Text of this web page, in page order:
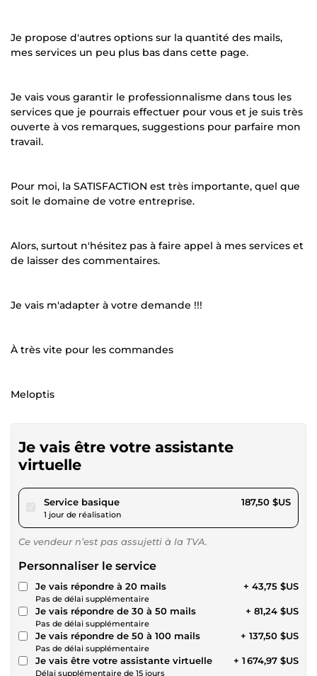
Je propose d'autres options sur la quantité des mails,
mes services un peu plus bas dans cette page.
Je vais vous garantir le professionnalisme dans tous les
services que je pourrais effectuer pour vous et je suis très
ouverte à vos remarques, suggestions pour parfaire mon
travail.
Pour moi, la SATISFACTION est très importante, quel que
soit le domaine de votre entreprise.
Alors, surtout n'hésitez pas à faire appel à mes services et
de laisser des commentaires.
Je vais m'adapter à votre demande !!!
À très vite pour les commandes
Meloptis
Je vais être votre assistante
virtuelle
Service basiquepour 172,81 $US
1 jour de réalisation
187,50 $US
Ce vendeur n’est pas assujetti à la TVA.
Personnaliser le service
Je vais répondre à 20 mails
Pas de délai supplémentaire
+ 43,75 $US
Je vais répondre de 30 à 50 mails
Pas de délai supplémentaire
+ 81,24 $US
Je vais répondre de 50 à 100 mails
Pas de délai supplémentaire
+ 137,50 $US
Je vais être votre assistante virtuelle
Délai supplémentaire de 15 jours
+ 1 674,97 $US